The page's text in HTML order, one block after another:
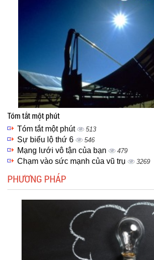
Tóm tắt một phút
Tóm tắt một phút 513
Sự biểu lộ thứ 6 546
Mạng lưới vô tận của bạn 479
Chạm vào sức mạnh của vũ trụ 3269
PHƯƠNG PHÁP